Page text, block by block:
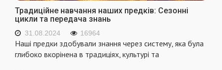
Традиційне навчання наших предків: Сезонні
цикли та передача знань
31.08.2024 16964
Наші предки здобували знання через систему, яка була
глибоко вкорінена в традиціях, культурі та